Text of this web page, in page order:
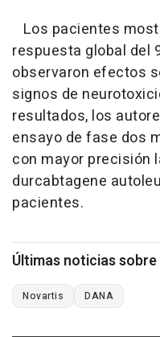
Los pacientes
respuesta global del
observaron efectos
signos de
resultados, los
ensayo de fase dos
con mayor precisión
durcabtagene
pacientes.
Últimas noticias
Novartis DANA